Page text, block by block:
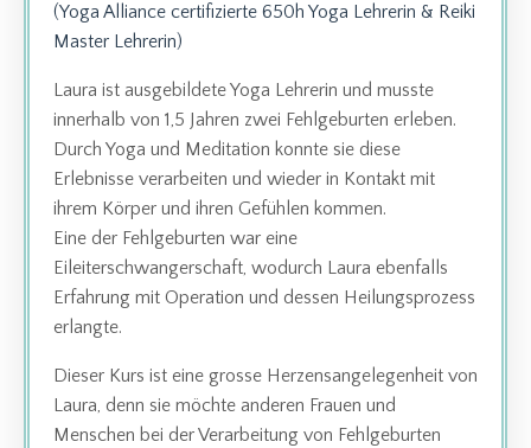
(Yoga Alliance certifizierte 650h Yoga Lehrerin & Reiki
Master Lehrerin)
Laura ist ausgebildete Yoga Lehrerin und musste
innerhalb von 1,5 Jahren zwei Fehlgeburten erleben.
Durch Yoga und Meditation konnte sie diese
Erlebnisse verarbeiten und wieder in Kontakt mit
ihrem Körper und ihren Gefühlen kommen.
Eine der Fehlgeburten war eine
Eileiterschwangerschaft, wodurch Laura ebenfalls
Erfahrung mit Operation und dessen Heilungsprozess
erlangte.
Dieser Kurs ist eine grosse Herzensangelegenheit von
Laura, denn sie möchte anderen Frauen und
Menschen bei der Verarbeitung von Fehlgeburten